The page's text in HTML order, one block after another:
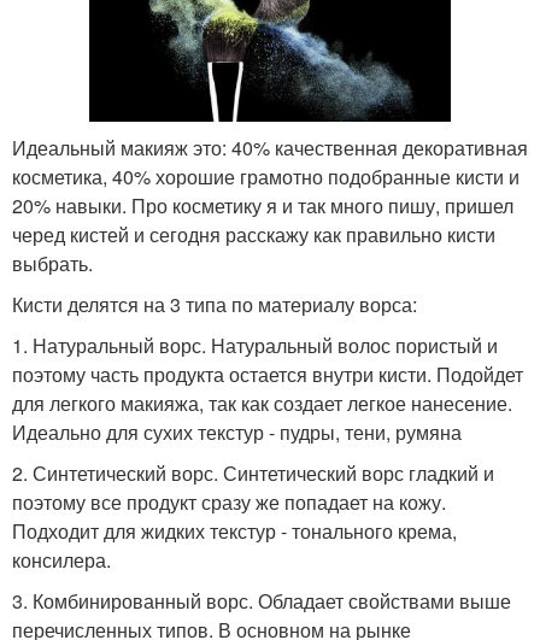
Идеальный макияж это: 40% качественная декоративная
косметика, 40% хорошие грамотно подобранные кисти и
20% навыки. Про косметику я и так много пишу, пришел
черед кистей и сегодня расскажу как правильно кисти
выбрать.
Кисти делятся на 3 типа по материалу ворса:
1. Натуральный ворс. Натуральный волос пористый и
поэтому часть продукта остается внутри кисти. Подойдет
для легкого макияжа, так как создает легкое нанесение.
Идеально для сухих текстур - пудры, тени, румяна
2. Синтетический ворс. Синтетический ворс гладкий и
поэтому все продукт сразу же попадает на кожу.
Подходит для жидких текстур - тонального крема,
консилера.
3. Комбинированный ворс. Обладает свойствами выше
перечисленных типов. В основном на рынке